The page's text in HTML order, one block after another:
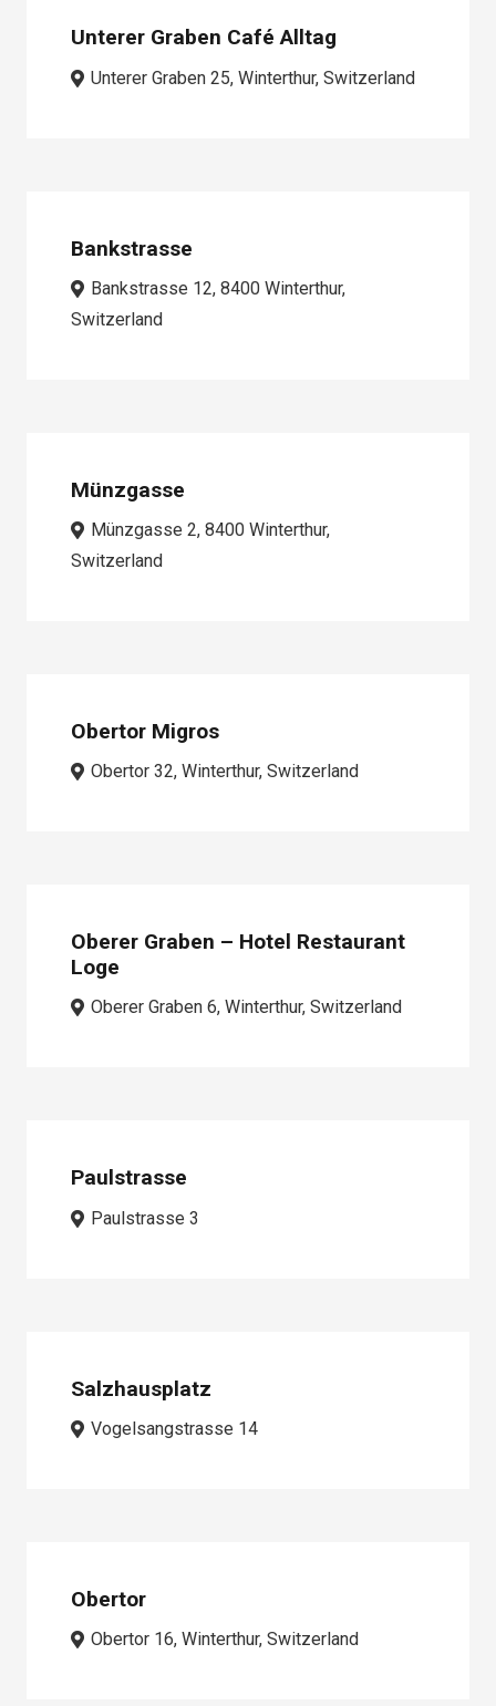
Unterer Graben Café Alltag
Unterer Graben 25, Winterthur, Switzerland
Bankstrasse
Bankstrasse 12, 8400 Winterthur,
Switzerland
Münzgasse
Münzgasse 2, 8400 Winterthur,
Switzerland
Obertor Migros
Obertor 32, Winterthur, Switzerland
Oberer Graben – Hotel Restaurant
Loge
Oberer Graben 6, Winterthur, Switzerland
Paulstrasse
Paulstrasse 3
Salzhausplatz
Vogelsangstrasse 14
Obertor
Obertor 16, Winterthur, Switzerland